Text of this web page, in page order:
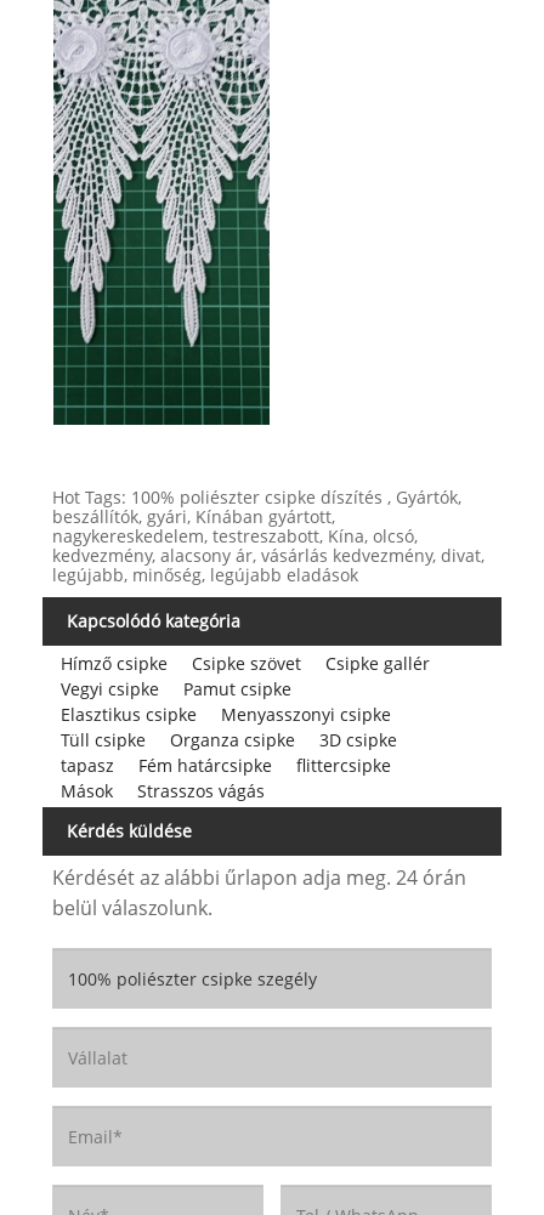
Hot Tags: 100% poliészter csipke díszítés , Gyártók,
beszállítók, gyári, Kínában gyártott,
nagykereskedelem, testreszabott, Kína, olcsó,
kedvezmény, alacsony ár, vásárlás kedvezmény, divat,
legújabb, minőség, legújabb eladások
Kapcsolódó kategória
Hímző csipke
Csipke szövet
Csipke gallér
Vegyi csipke
Pamut csipke
Elasztikus csipke
Menyasszonyi csipke
Tüll csipke
Organza csipke
3D csipke
tapasz
Fém határcsipke
flittercsipke
Mások
Strasszos vágás
Kérdés küldése
Kérdését az alábbi űrlapon adja meg. 24 órán
belül válaszolunk.